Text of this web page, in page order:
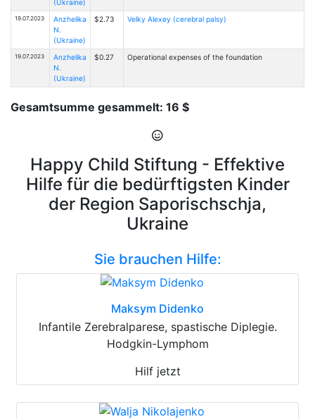
(Ukraine)
19.07.2023
Anzhelika
N.
(Ukraine)
$2.73 Velky Alexey (cerebral palsy)
19.07.2023
Anzhelika
N.
(Ukraine)
$0.27 Operational expenses of the foundation
Gesamtsumme gesammelt: 16 $
Happy Child Stiftung - Effektive
Hilfe für die bedürftigsten Kinder
der Region Saporischschja,
Ukraine
Sie brauchen Hilfe:
Maksym Didenko
Infantile Zerebralparese, spastische Diplegie.
Hodgkin-Lymphom
Hilf jetzt